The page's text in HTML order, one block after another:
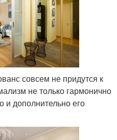
совсем не придутся к
не только гармонично
и дополнительно его